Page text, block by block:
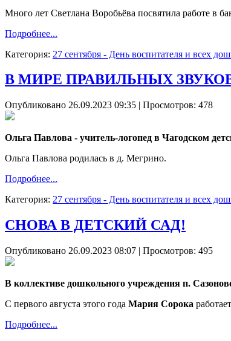
Много лет Светлана Воробьёва посвятила работе в
Подробнее...
Категория: 27 сентября - День воспитателя и всех
В МИРЕ ПРАВИЛЬНЫХ
Опубликовано 26.09.2023 09:35 | Просмотров: 478
Ольга Павлова - учитель-логопед в Чагодском
Ольга Павлова родилась в д. Мегрино.
Подробнее...
Категория: 27 сентября - День воспитателя и всех
СНОВА В ДЕТСКИЙ САД!
Опубликовано 26.09.2023 08:07 | Просмотров: 495
В коллективе дошкольного учреждения п.
С первого августа этого года Мария Сорока
Подробнее...